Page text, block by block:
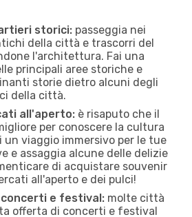
storici: passeggia nei
della città e trascorri del
l'architettura. Fai una
principali aree storiche e
storie dietro alcuni degli
della città.
all'aperto: è risaputo che il
per conoscere la cultura
un viaggio immersivo per le tue
e assaggia alcune delle delizie
di acquistare souvenir
all'aperto e dei pulci!
e festival: molte città
offerta di concerti e festival